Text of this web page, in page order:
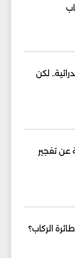
لكن
عن تفجير
الركاب؟